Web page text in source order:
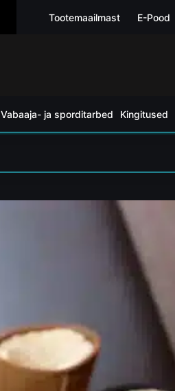
Tootemaailmast E-Pood
Vabaaja- ja sporditarbed Kingitused